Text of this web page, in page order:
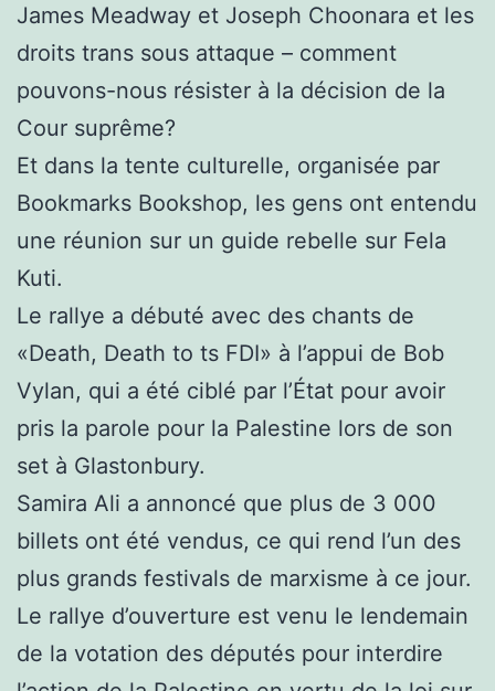
James Meadway et Joseph Choonara et les
droits trans sous attaque – comment
pouvons-nous résister à la décision de la
Cour suprême?
Et dans la tente culturelle, organisée par
Bookmarks Bookshop, les gens ont entendu
une réunion sur un guide rebelle sur Fela
Kuti.
Le rallye a débuté avec des chants de
«Death, Death to ts FDI» à l’appui de Bob
Vylan, qui a été ciblé par l’État pour avoir
pris la parole pour la Palestine lors de son
set à Glastonbury.
Samira Ali a annoncé que plus de 3 000
billets ont été vendus, ce qui rend l’un des
plus grands festivals de marxisme à ce jour.
Le rallye d’ouverture est venu le lendemain
de la votation des députés pour interdire